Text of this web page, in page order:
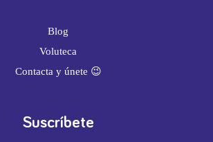
Blog
Voluteca
Contacta y únete 😉
Suscríbete